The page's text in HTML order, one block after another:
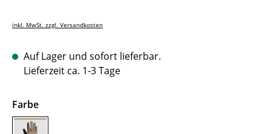
inkl. MwSt. zzgl. Versandkosten
Auf Lager und sofort lieferbar.
Lieferzeit ca. 1-3 Tage
Farbeauswählen